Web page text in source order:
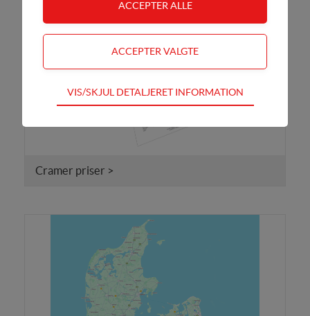
Cramer priser >
Teknisk
Tekniske cookies er nødvendige for hjemmesidens
brugervenlighed og effektiviteten af en hjemmeside.
Fx ved at indsamle besøgsstatistik om antal besøg og
hvordan hjemmesiden bruges.
Personalisering
Personaliserings-cookies (tracking-cookies)
indsamler brugerens digitale fodspor på tværs af
VIS/SKJUL DETALJERET INFORMATION